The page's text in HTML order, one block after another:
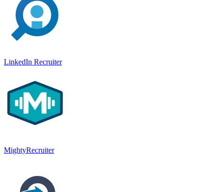
LinkedIn Recruiter
MightyRecruiter